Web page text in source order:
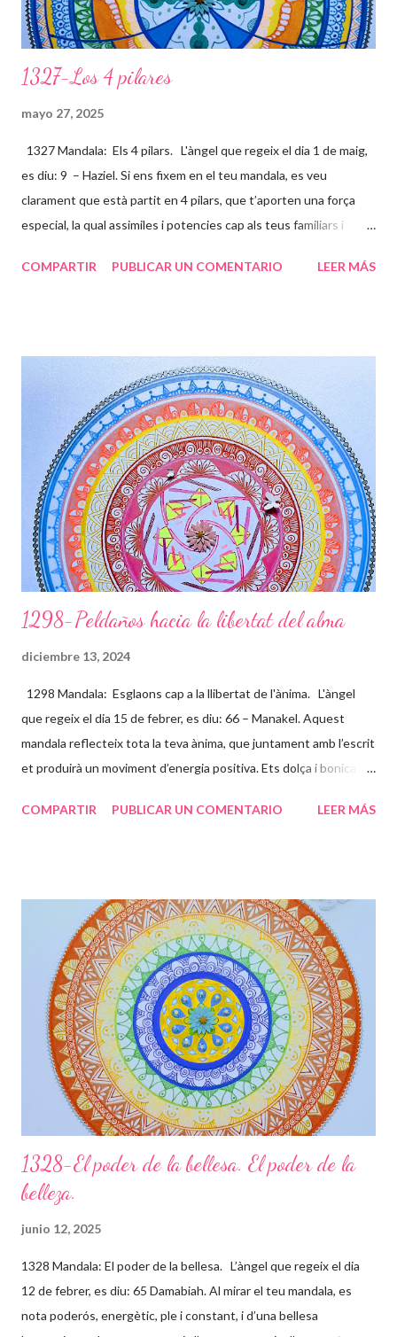
1327-Los 4 pilares
mayo 27, 2025
1327 Mandala: Els 4 pilars. L'àngel que regeix el dia 1 de maig,
es diu: 9 – Haziel. Si ens fixem en el teu mandala, es veu
clarament que està partit en 4 pilars, que t’aporten una força
especial, la qual assimiles i potencies cap als teus familiars i
ésser humà súper excepcional, i molts s’apropen a tu per sentir
representa la teva bellesa interna i externa que s’estén cap a
l’exterior de la teva ànima, projectant ones que van passant per
les diferents capes de l’aura, formant juntament amb la Divinitat
aquests dibuixos, que són petjades teves i seves, on t’ensenya
els camins per on has de transitar. La fada t’acompanya en
aquest camí, tens la gran sort d’haver compartit l’entr...
COMPARTIR PUBLICAR UN COMENTARIO LEER MÁS
1298-Peldaños hacia la libertat del alma
diciembre 13, 2024
1298 Mandala: Esglaons cap a la llibertat de l'ànima. L'àngel
que regeix el dia 15 de febrer, es diu: 66 – Manakel. Aquest
mandala reflecteix tota la teva ànima, que juntament amb l’escrit
et produirà un moviment d’energia positiva. Ets dolça i bonica
causes socials i t’entregues amb molt d’amor incondicional, per
trobant en aquest camí, que et toca viure, uns es pugen ràpids i
fàcils, d’altres lents i feixucs, però els vas superant fins arribar
juntament amb l’energia cap al lloc on ets TU realment. Les
papallones que t’acompanyen t’ajuden a transformar-te i que
puguis gaudir de tot el potencial meravellós que tens. Agraeix a
la vida tot el que et dóna, sigui b...
COMPARTIR PUBLICAR UN COMENTARIO LEER MÁS
1328-El poder de la bellesa. El poder de la
belleza.
junio 12, 2025
1328 Mandala: El poder de la bellesa. L’àngel que regeix el dia
12 de febrer, es diu: 65 Damabiah. Al mirar el teu mandala, es
nota poderós, energètic, ple i constant, i d’una bellesa